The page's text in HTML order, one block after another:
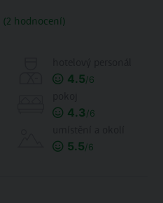
(2 hodnocení)
4.5/6
4.3/6
5.5/6